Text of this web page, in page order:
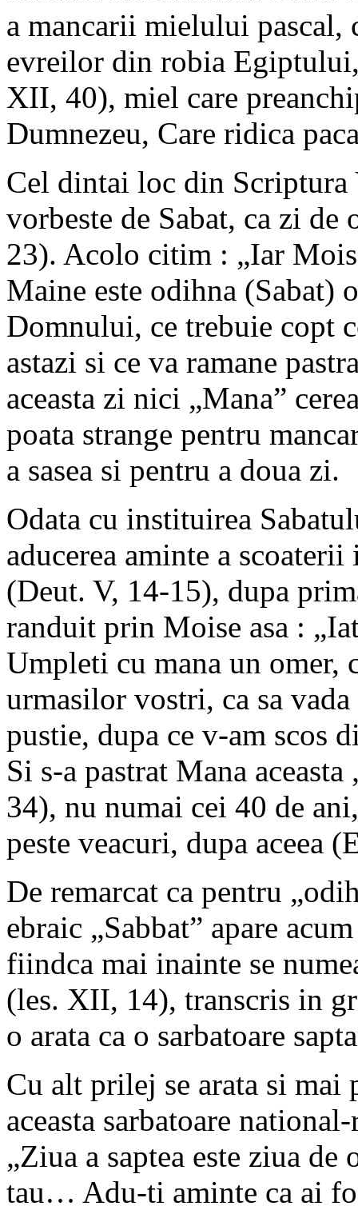
a mancarii mielului pascal,
evreilor din robia
XII, 40), miel care
Dumnezeu, Care ridica
Cel dintai loc din Scriptura
vorbeste de Sabat, ca zi
23). Acolo citim : „Iar
Maine este odihna (Sabat)
Domnului, ce trebuie copt
astazi si ce va ramane
aceasta zi nici „Mana”
poata strange pentru
a sasea si pentru a doua zi.
Odata cu instituirea
aducerea aminte a
(Deut. V, 14-15), dupa
randuit prin Moise asa :
Umpleti cu mana un omer,
urmasilor vostri, ca sa
pustie, dupa ce v-am scos
Si s-a pastrat Mana
34), nu numai cei 40 de
peste veacuri, dupa aceea
De remarcat ca pentru
ebraic „Sabbat” apare
fiindca mai inainte se
(les. XII, 14), transcris in
o arata ca o sarbatoare
Cu alt prilej se arata si mai
aceasta sarbatoare
„Ziua a saptea este ziua
tau… Adu-ti aminte ca ai